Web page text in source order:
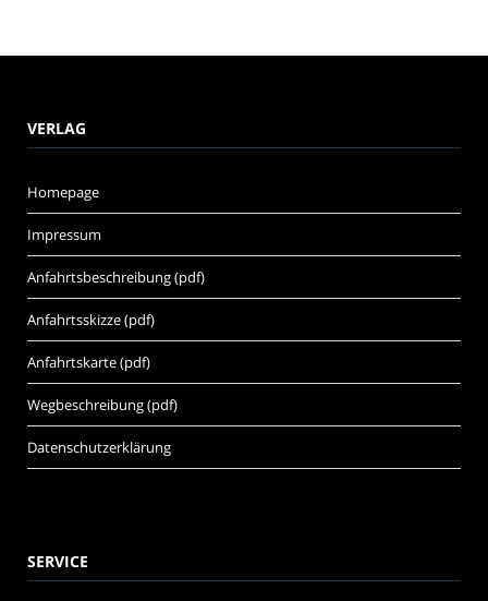
VERLAG
Homepage
Impressum
Anfahrtsbeschreibung (pdf)
Anfahrtsskizze (pdf)
Anfahrtskarte (pdf)
Wegbeschreibung (pdf)
Datenschutzerklärung
SERVICE